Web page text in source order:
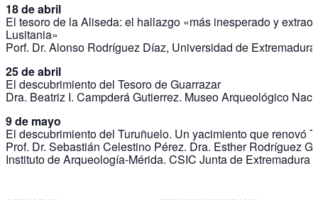
18 de abril
El tesoro de la Aliseda: el hallazgo «más inesperado y
Lusitania»
Porf. Dr. Alonso Rodríguez Díaz, Universidad de Extremadura
25 de abril
El descubrimiento del Tesoro de Guarrazar
Dra. Beatriz I. Campderá Gutierrez. Museo Arqueológico
9 de mayo
El descubrimiento del Turuñuelo. Un yacimiento que renovó
Prof. Dr. Sebastián Celestino Pérez. Dra. Esther Rodríguez
Instituto de Arqueología-Mérida. CSIC Junta de Extremadura